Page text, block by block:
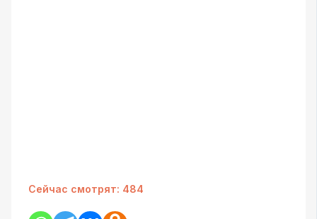
Сейчас смотрят: 484